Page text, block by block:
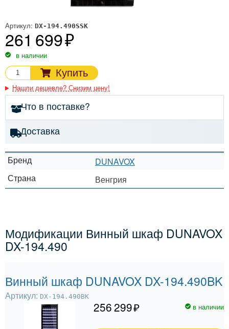
Бренд
DUNAVOX
Страна
Венгрия
Артикул: DX-194.490SSK
261 699
в наличии
Купить
Нашли дешевле? Снизим цену!
Что в поставке?
Доставка
Модификации Винный шкаф DUNAVOX
DX-194.490
Винный шкаф DUNAVOX DX-194.490BK
Артикул: DX-194.490BK
256 299 в наличии